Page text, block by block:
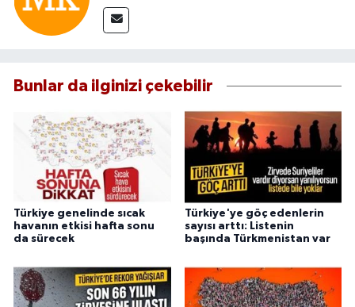
Bunlar da ilginizi çekebilir
Türkiye genelinde sıcak
havanın etkisi hafta sonu
da sürecek
Türkiye'ye göç edenlerin
sayısı arttı: Listenin
başında Türkmenistan var